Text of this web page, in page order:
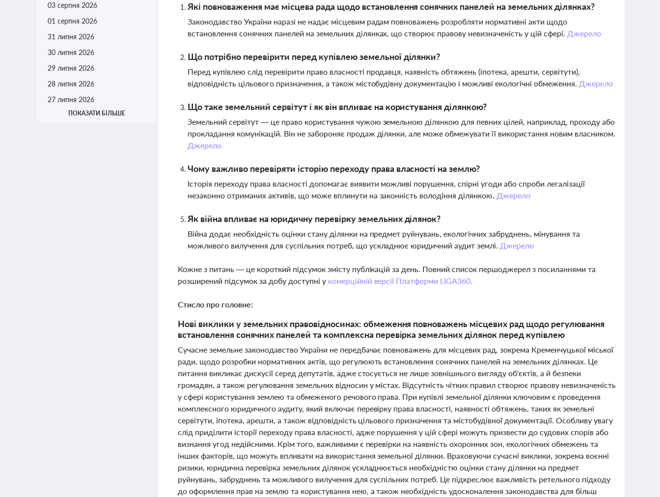
03 серпня 2026
01 серпня 2026
31 липня 2026
30 липня 2026
29 липня 2026
28 липня 2026
27 липня 2026
ПОКАЗАТИ БІЛЬШЕ
Які повноваження має місцева рада щодо встановлення сонячних панелей на земельних ділянках?
Законодавство України наразі не надає місцевим радам повноважень розробляти нормативні акти щодо
встановлення сонячних панелей на земельних ділянках, що створює правову невизначеність у цій сфері. Джерело
Що потрібно перевірити перед купівлею земельної ділянки?
Перед купівлею слід перевірити право власності продавця, наявність обтяжень (іпотека, арешти, сервітути),
відповідність цільового призначення, а також містобудівну документацію і можливі екологічні обмеження. Джерело
Що таке земельний сервітут і як він впливає на користування ділянкою?
Земельний сервітут — це право користування чужою земельною ділянкою для певних цілей, наприклад, проходу або
прокладання комунікацій. Він не забороняє продаж ділянки, але може обмежувати її використання новим власником.
Джерело
Чому важливо перевіряти історію переходу права власності на землю?
Історія переходу права власності допомагає виявити можливі порушення, спірні угоди або спроби легалізації
незаконно отриманих активів, що може вплинути на законність володіння ділянкою. Джерело
Як війна впливає на юридичну перевірку земельних ділянок?
Війна додає необхідність оцінки стану ділянки на предмет руйнувань, екологічних забруднень, мінування та
можливого вилучення для суспільних потреб, що ускладнює юридичний аудит землі. Джерело
Кожне з питань — це короткий підсумок змісту публікацій за день. Повний список першоджерел з посиланнями та
розширений підсумок за добу доступні у комерційній версії Платформи LIGA360.
Стисло про головне:
Нові виклики у земельних правовідносинах: обмеження повноважень місцевих рад щодо регулювання
встановлення сонячних панелей та комплексна перевірка земельних ділянок перед купівлею
Сучасне земельне законодавство України не передбачає повноважень для місцевих рад, зокрема Кременчуцької міської
ради, щодо розробки нормативних актів, що регулюють встановлення сонячних панелей на земельних ділянках. Це
питання викликає дискусії серед депутатів, адже стосується не лише зовнішнього вигляду об'єктів, а й безпеки
громадян, а також регулювання земельних відносин у містах. Відсутність чітких правил створює правову невизначеність
у сфері користування землею та обмеженого речового права. При купівлі земельної ділянки ключовим є проведення
комплексного юридичного аудиту, який включає перевірку права власності, наявності обтяжень, таких як земельні
сервітути, іпотека, арешти, а також відповідність цільового призначення та містобудівної документації. Особливу увагу
слід приділити історії переходу права власності, адже порушення у цій сфері можуть призвести до судових спорів або
визнання угод недійсними. Крім того, важливими є перевірки на наявність охоронних зон, екологічних обмежень та
інших факторів, що можуть впливати на використання земельної ділянки. Враховуючи сучасні виклики, зокрема воєнні
ризики, юридична перевірка земельних ділянок ускладнюється необхідністю оцінки стану ділянки на предмет
руйнувань, забруднень та можливого вилучення для суспільних потреб. Це підкреслює важливість ретельного підходу
до оформлення прав на землю та користування нею, а також необхідність удосконалення законодавства для більш